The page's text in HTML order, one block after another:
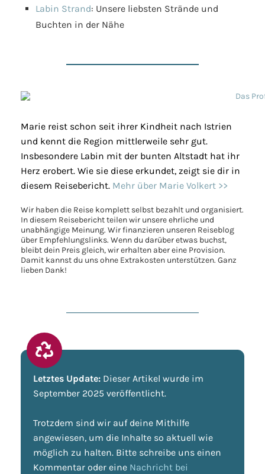
Labin Strand: Unsere liebsten Strände und
Buchten in der Nähe
Marie reist schon seit ihrer Kindheit nach Istrien
und kennt die Region mittlerweile sehr gut.
Insbesondere Labin mit der bunten Altstadt hat ihr
Herz erobert. Wie sie diese erkundet, zeigt sie dir in
diesem Reisebericht. Mehr über Marie Volkert >>
Wir haben die Reise komplett selbst bezahlt und organisiert.
In diesem Reisebericht teilen wir unsere ehrliche und
unabhängige Meinung. Wir finanzieren unseren Reiseblog
über Empfehlungslinks. Wenn du darüber etwas buchst,
bleibt dein Preis gleich, wir erhalten aber eine Provision.
Damit kannst du uns ohne Extrakosten unterstützen. Ganz
lieben Dank!
Letztes Update: Dieser Artikel wurde im
September 2025 veröffentlicht.
Trotzdem sind wir auf deine Mithilfe
angewiesen, um die Inhalte so aktuell wie
möglich zu halten. Bitte schreibe uns einen
Kommentar oder eine Nachricht bei